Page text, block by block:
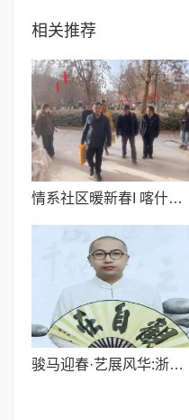
相关推荐
情系社区暖新春I 喀什山西商会开展“迎新春送温暖”慰问活动
骏马迎春·艺展风华:浙融媒中心邀艺术家送新春祝福,共贺马年祥瑞——贾超然老师